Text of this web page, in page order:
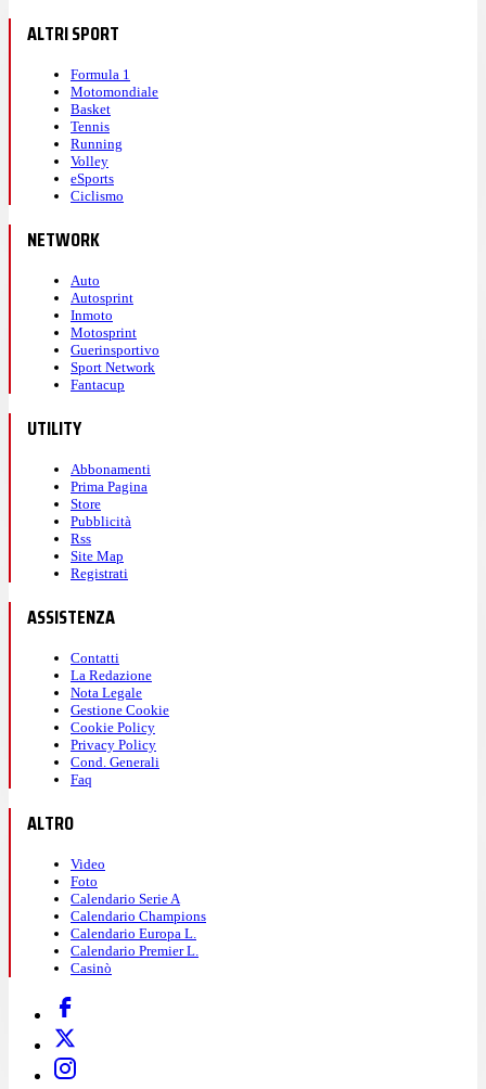
ALTRI SPORT
Formula 1
Motomondiale
Basket
Tennis
Running
Volley
eSports
Ciclismo
NETWORK
Auto
Autosprint
Inmoto
Motosprint
Guerinsportivo
Sport Network
Fantacup
UTILITY
Abbonamenti
Prima Pagina
Store
Pubblicità
Rss
Site Map
Registrati
ASSISTENZA
Contatti
La Redazione
Nota Legale
Gestione Cookie
Cookie Policy
Privacy Policy
Cond. Generali
Faq
ALTRO
Video
Foto
Calendario Serie A
Calendario Champions
Calendario Europa L.
Calendario Premier L.
Casinò